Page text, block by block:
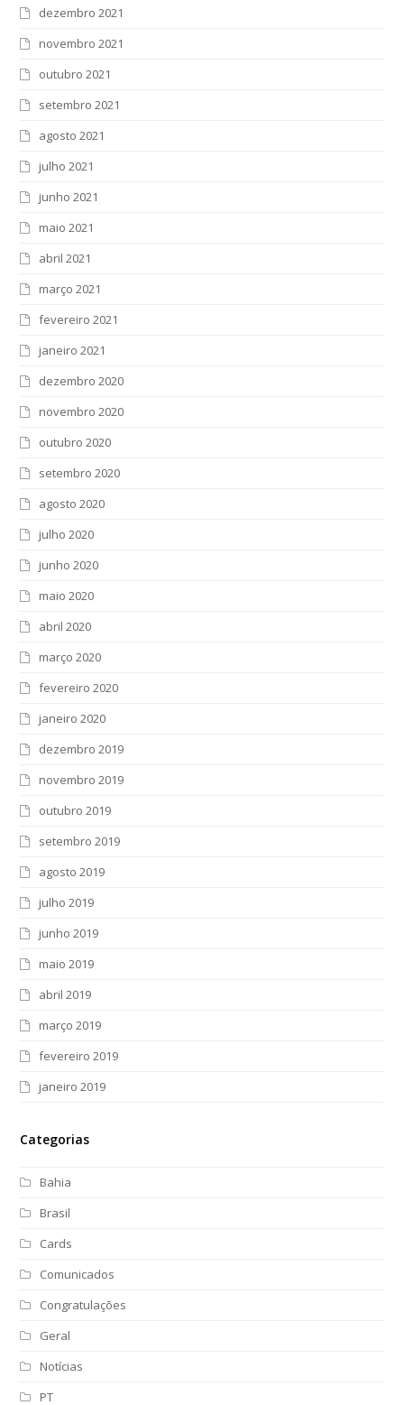
dezembro 2021
novembro 2021
outubro 2021
setembro 2021
agosto 2021
julho 2021
junho 2021
maio 2021
abril 2021
março 2021
fevereiro 2021
janeiro 2021
dezembro 2020
novembro 2020
outubro 2020
setembro 2020
agosto 2020
julho 2020
junho 2020
maio 2020
abril 2020
março 2020
fevereiro 2020
janeiro 2020
dezembro 2019
novembro 2019
outubro 2019
setembro 2019
agosto 2019
julho 2019
junho 2019
maio 2019
abril 2019
março 2019
fevereiro 2019
janeiro 2019
Categorias
Bahia
Brasil
Cards
Comunicados
Congratulações
Geral
Notícias
PT